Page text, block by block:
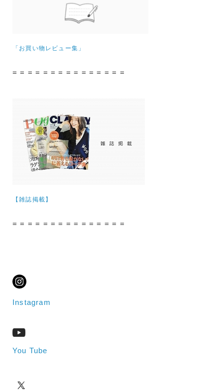
「お買い物レビュー集」
= = = = = = = = = = = = = = =
【雑誌掲載】
= = = = = = = = = = = = = = =
Instagram
You Tube